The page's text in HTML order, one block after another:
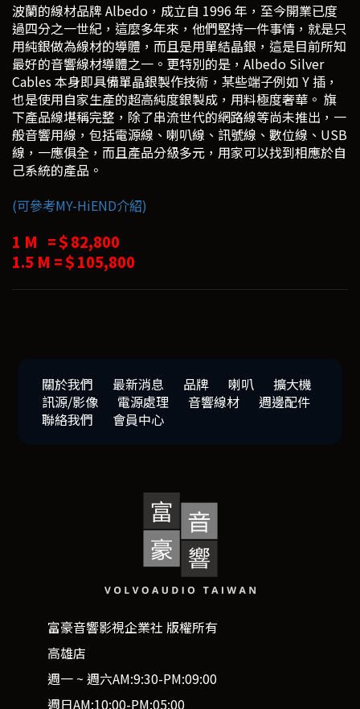
波蘭的線材品牌 Albedo，成立自 1996 年，至今開業已度
過四分之一世紀，這麼多年來，他們堅持一件事情，就是只
用純銀做為線材的導體，而且是用單結晶銀，這是目前所知
最好的音響線材導體之一。更特別的是，Albedo Silver
Cables 本身即具備單晶銀製作技術，某些端子例如 Y 插，
也是使用自家生產的超高純度銀製成，用料極度奢華。 旗
下產品線堪稱完整，除了串流世代的網路線等尚未推出，一
般音響用線，包括電源線、喇叭線、訊號線、數位線、USB
線，一應俱全，而且產品分級多元，用家可以找到相應於自
己系統的產品。
(可參考MY-HiEND介紹)
1 M =＄82,800
1.5 M =＄105,800
關於我們 最新消息 品牌 喇叭
擴大機
訊源/影像
電源處理 音響線材
週邊配件
聯絡我們
會員中心
富豪音響影視企業社 版權所有
高雄店
週一 ~ 週六AM:9:30-PM:09:00
週日AM:10:00-PM:05:00